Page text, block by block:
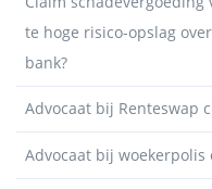
te hoge risico-opslag
bank?
Advocaat bij Renteswap
Advocaat bij woekerpolis